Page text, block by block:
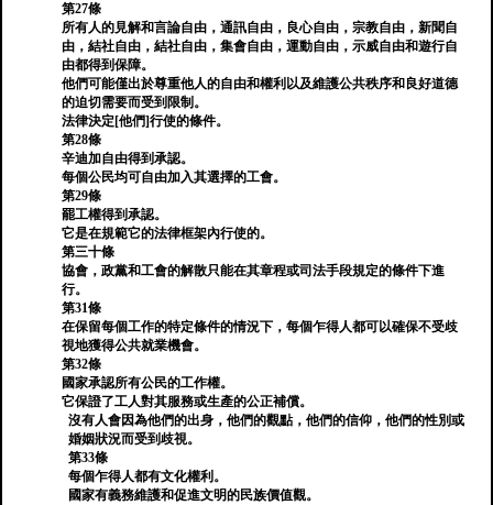
第27條
所有人的見解和言論自由，通訊自由，良心自由，宗教自由，新聞自
由，結社自由，結社自由，集會自由，運動自由，示威自由和遊行自
由都得到保障。
他們可能僅出於尊重他人的自由和權利以及維護公共秩序和良好道德
的迫切需要而受到限制。
法律決定[他們]行使的條件。
第28條
辛迪加自由得到承認。
每個公民均可自由加入其選擇的工會。
第29條
罷工權得到承認。
它是在規範它的法律框架內行使的。
第三十條
協會，政黨和工會的解散只能在其章程或司法手段規定的條件下進
行。
第31條
在保留每個工作的特定條件的情況下，每個乍得人都可以確保不受歧
視地獲得公共就業機會。
第32條
國家承認所有公民的工作權。
它保證了工人對其服務或生產的公正補償。
沒有人會因為他們的出身，他們的觀點，他們的信仰，他們的性別或
婚姻狀況而受到歧視。
第33條
每個乍得人都有文化權利。
國家有義務維護和促進文明的民族價值觀。